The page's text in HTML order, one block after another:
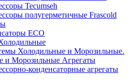
Tecumseh
полугерметичные Frascold
ECO
Холодильные и Морозильные.
и Морозильные Агрегаты
конденсаторные агрегаты